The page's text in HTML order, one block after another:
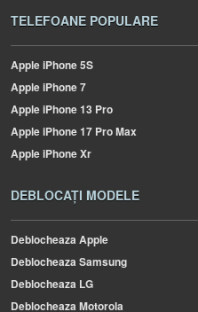
TELEFOANE POPULARE
AppleiPhone 5S
AppleiPhone 7
AppleiPhone 13 Pro
AppleiPhone 17 Pro Max
AppleiPhone Xr
DEBLOCAȚI MODELE
Deblocheaza Apple
Deblocheaza Samsung
Deblocheaza LG
Deblocheaza Motorola